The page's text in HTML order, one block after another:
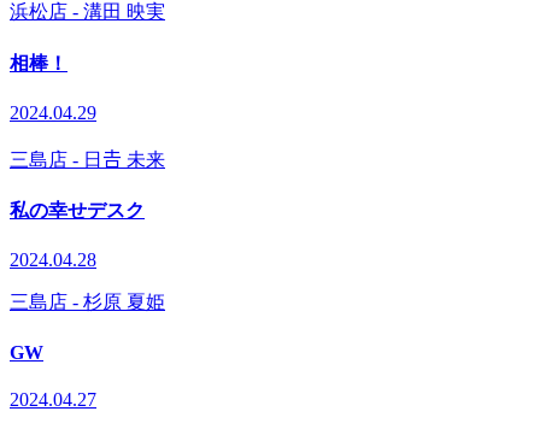
浜松店 - 溝田 映実
相棒！
2024.04.29
三島店 - 日𠮷 未来
私の幸せデスク
2024.04.28
三島店 - 杉原 夏姫
GW
2024.04.27